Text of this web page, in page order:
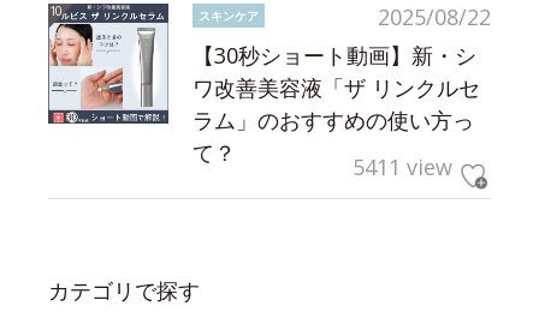
2025/08/22
スキンケア
【30秒ショート動画】新・シ
ワ改善美容液「ザ リンクルセ
ラム」のおすすめの使い方っ
て？
5411 view
カテゴリで探す